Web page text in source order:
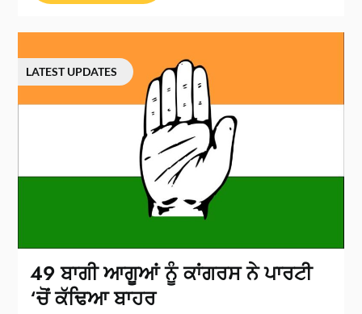
LATEST UPDATES
49 ਬਾਗੀ ਆਗੂਆਂ ਨੂੰ ਕਾਂਗਰਸ ਨੇ ਪਾਰਟੀ
‘ਚੋਂ ਕੱਢਿਆ ਬਾਹਰ